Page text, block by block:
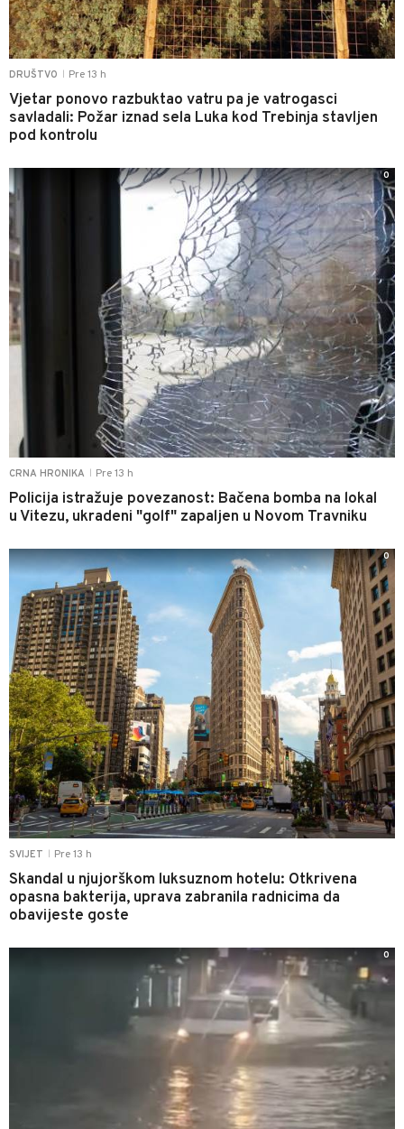
DRUŠTVO Pre 13 h
Vjetar ponovo razbuktao vatru pa je vatrogasci
savladali: Požar iznad sela Luka kod Trebinja stavljen
pod kontrolu
CRNA HRONIKA Pre 13 h
Policija istražuje povezanost: Bačena bomba na lokal
u Vitezu, ukradeni "golf" zapaljen u Novom Travniku
0
SVIJET Pre 13 h
Skandal u njujorškom luksuznom hotelu: Otkrivena
opasna bakterija, uprava zabranila radnicima da
obavijeste goste
0
0